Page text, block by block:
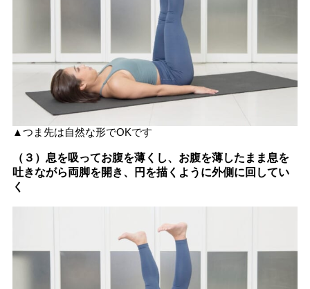
▲つま先は自然な形でOKです
（３）息を吸ってお腹を薄くし、お腹を薄したまま息を
吐きながら両脚を開き、円を描くように外側に回してい
く